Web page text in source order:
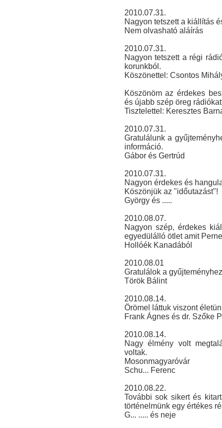
2010.07.31.
Nagyon tetszett a kiállítás
Nem olvasható aláírás
2010.07.31.
Nagyon tetszett a régi
korunkból.
Köszönettel: Csontos
Köszönöm az érdekes
és újabb szép öreg
Tisztelettel: Keresztes
2010.07.31.
Gratulálunk a
információ.
Gábor és Gertrúd
2010.07.31.
Nagyon érdekes és
Köszönjük az "időutazást"!
György és .....
2010.08.07.
Nagyon szép, érdekes
egyedülálló ötlet amit
Hollóék Kanadából
2010.08.01
Gratulálok a
Török Bálint
2010.08.14.
Örömel láttuk viszont
Frank Ágnes és dr. Szőke
2010.08.14.
Nagy élmény volt
voltak.
Mosonmagyaróvár
Schu... Ferenc
2010.08.22.
További sok sikert és
történelmünk egy értékes
G... ..... és neje